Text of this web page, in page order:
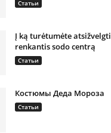
Статьи
Į ką turėtumėte atsižvelgti
renkantis sodo centrą
Статьи
Костюмы Деда Мороза
Статьи